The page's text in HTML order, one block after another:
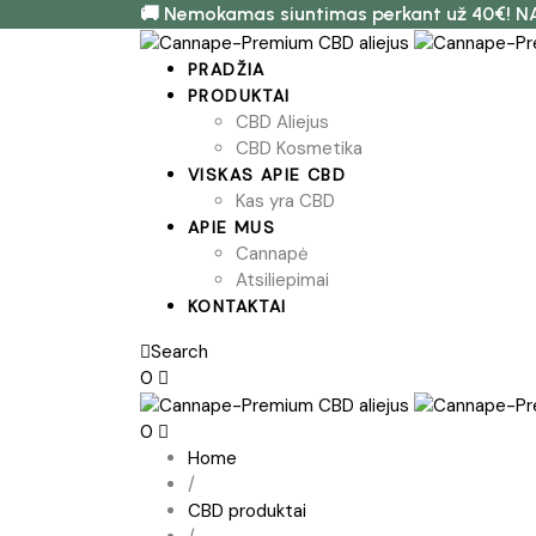
🚚 Nemokamas siuntimas perkant už 40€!
PRADŽIA
PRODUKTAI
CBD Aliejus
CBD Kosmetika
VISKAS APIE CBD
Kas yra CBD
APIE MUS
Cannapė
Atsiliepimai
KONTAKTAI
Search
0
0
Home
/
CBD produktai